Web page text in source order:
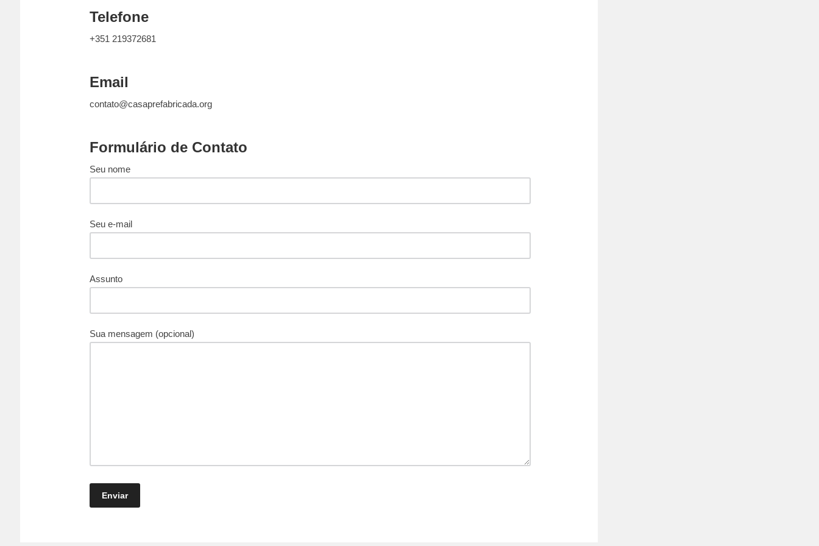
Telefone
+351 219372681
Email
contato@casaprefabricada.org
Formulário de Contato
Seu nome
Seu e-mail
Assunto
Sua mensagem (opcional)